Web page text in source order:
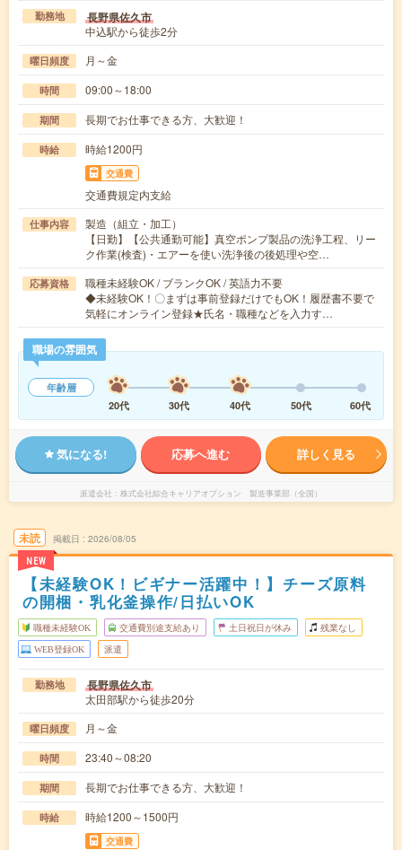
勤務地 長野県佐久市
中込駅から徒歩2分
曜日頻度 月～金
時間 09:00～18:00
期間 長期でお仕事できる方、大歓迎！
時給 時給1200円
交通費
交通費規定内支給
仕事内容
製造（組立・加工）
【日勤】【公共通勤可能】真空ポンプ製品の洗浄工程、リー
ク作業(検査)・エアーを使い洗浄後の後処理や空…
応募資格
職種未経験OK / ブランクOK / 英語力不要
◆未経験OK！〇まずは事前登録だけでもOK！履歴書不要で
気軽にオンライン登録★氏名・職種などを入力す…
職場の雰囲気
年齢層
20代
30代 40代 50代 60代
気になる! 応募へ進む 詳しく見る
派遣会社 株式会社綜合キャリアオプション 製造事業部（全国）
未読
NEW
掲載日 2026/08/05
【未経験OK！ビギナー活躍中！】チーズ原料
の開梱・乳化釜操作/日払いOK
職種未経験OK 交通費別途支給あり 土日祝日が休み 残業なし
WEB登録OK 派遣
勤務地 長野県佐久市
太田部駅から徒歩20分
曜日頻度 月～金
時間 23:40～08:20
期間 長期でお仕事できる方、大歓迎！
時給 時給1200～1500円
交通費